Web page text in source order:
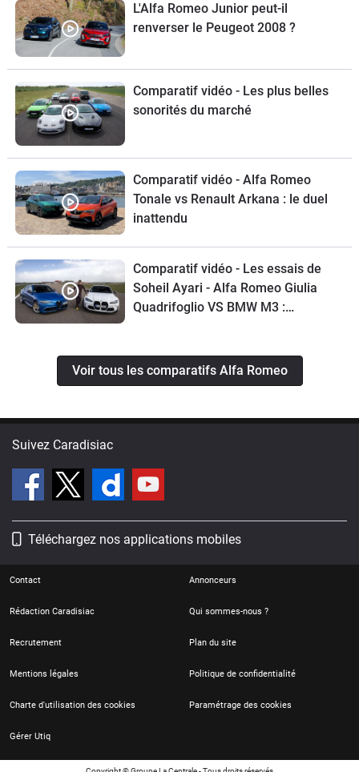
L'Alfa Romeo Junior peut-il
renverser le Peugeot 2008 ?
Comparatif vidéo - Les plus belles
sonorités du marché
Comparatif vidéo - Alfa Romeo
Tonale vs Renault Arkana : le duel
inattendu
Comparatif vidéo - Les essais de
Soheil Ayari - Alfa Romeo Giulia
Quadrifoglio VS BMW M3 :
Voir tous les comparatifs Alfa Romeo
Suivez Caradisiac
Téléchargez nos applications mobiles
Contact Annonceurs
Rédaction Caradisiac Qui sommes-nous ?
Recrutement Plan du site
Mentions légales Politique de confidentialité
Charte d'utilisation des cookies Paramétrage des cookies
Gérer Utiq